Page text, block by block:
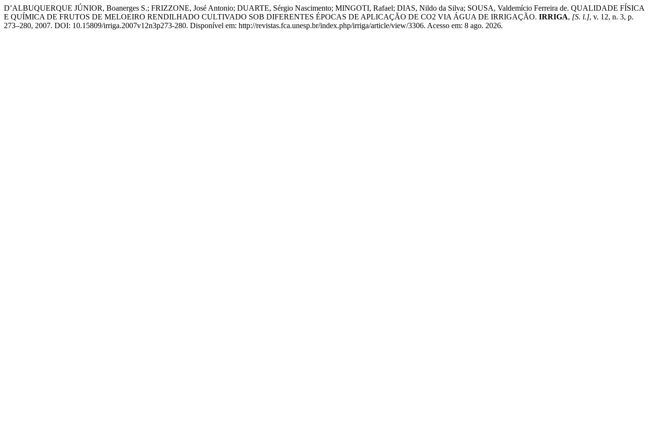
D’ALBUQUERQUE JÚNIOR, Boanerges S.; FRIZZONE, José Antonio; DUARTE, Sérgio Nascimento; MINGOTI, Rafael; DIAS, Nildo da Silva; SOUSA, Valdemício Ferreira de. QUALIDADE FÍSICA
E QUÍMICA DE FRUTOS DE MELOEIRO RENDILHADO CULTIVADO SOB DIFERENTES ÉPOCAS DE APLICAÇÃO DE CO2 VIA ÁGUA DE IRRIGAÇÃO. IRRIGA, [S. l.], v. 12, n. 3, p.
273–280, 2007. DOI: 10.15809/irriga.2007v12n3p273-280. Disponível em: http://revistas.fca.unesp.br/index.php/irriga/article/view/3306. Acesso em: 8 ago. 2026.